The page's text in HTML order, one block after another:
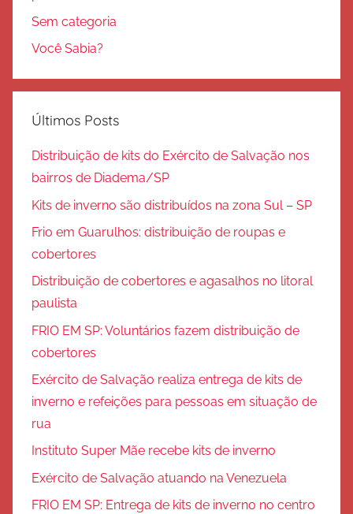
Sem categoria
Você Sabia?
Últimos Posts
Distribuição de kits do Exército de Salvação nos
bairros de Diadema/SP
Kits de inverno são distribuídos na zona Sul – SP
Frio em Guarulhos: distribuição de roupas e
cobertores
Distribuição de cobertores e agasalhos no litoral
paulista
FRIO EM SP: Voluntários fazem distribuição de
cobertores
Exército de Salvação realiza entrega de kits de
inverno e refeições para pessoas em situação de
rua
Instituto Super Mãe recebe kits de inverno
Exército de Salvação atuando na Venezuela
FRIO EM SP: Entrega de kits de inverno no centro